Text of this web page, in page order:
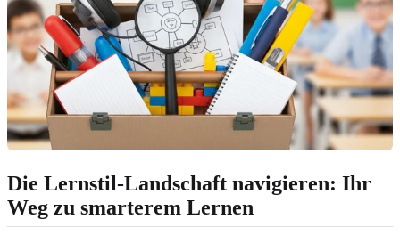
Die Lernstil-Landschaft navigieren: Ihr
Weg zu smarterem Lernen